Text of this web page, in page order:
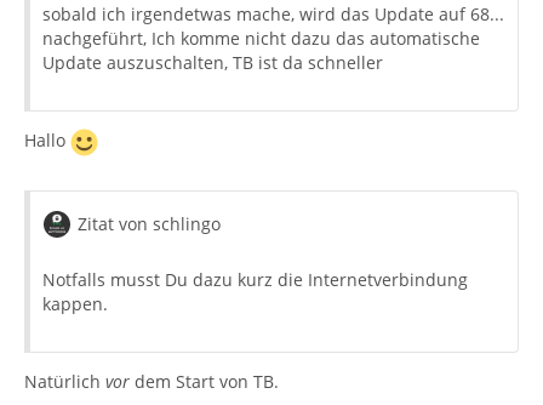
sobald ich irgendetwas mache, wird das Update auf 68...
nachgeführt, Ich komme nicht dazu das automatische
Update auszuschalten, TB ist da schneller
Hallo
Zitat von schlingo
Notfalls musst Du dazu kurz die Internetverbindung
kappen.
Natürlich vor dem Start von TB.